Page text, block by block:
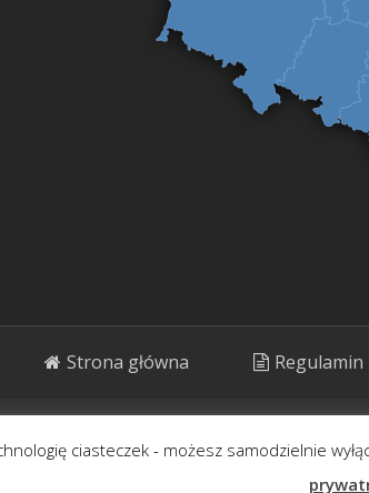
Strona główna Regulamin
publicystyczny. Prezentujemy rośliny o
ciasteczek - możesz samodzielnie